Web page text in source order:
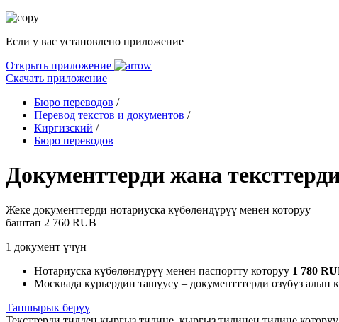
Если у вас установлено приложение
Открыть приложение
Скачать приложение
Бюро переводов /
Перевод текстов и документов /
Киргизский /
Бюро переводов
Документтерди жана
Жеке документтерди нотариуска күбөлөндүрүү менен которуу
баштап 2 760 RUB
1 документ үчүн
Нотариуска күбөлөндүрүү менен паспортту которуу 1 780
Москвада курьердин ташуусу – документттерди өзүбүз алып
Тапшырык берүү